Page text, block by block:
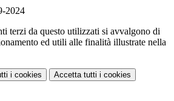
2024
terzi da questo utilizzati si avvalgono di
ed utili alle finalità illustrate nella
i cookies Accetta tutti i cookies